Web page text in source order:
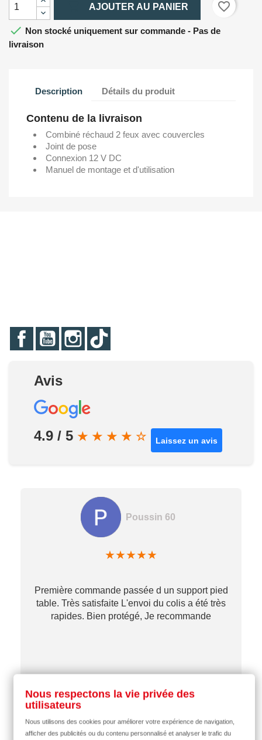
AJOUTER AU PANIER
favorite_border
 Non stocké uniquement sur commande - Pas de
livraison
Description Détails du produit
Contenu de la livraison
Combiné réchaud 2 feux avec couvercles
Joint de pose
Connexion 12 V DC
Manuel de montage et d'utilisation
FacebookYouTubeInstagram
Avis
4.9 / 5 ★ ★ ★ ★ ☆ Laissez un avis
Poussin 60
★★★★★
Première commande passée d un support pied
table. Très satisfaite L'envoi du colis a été très
rapides. Bien protégé, Je recommande
Nous respectons la vie privée des
utilisateurs
Nous utilisons des cookies pour améliorer votre expérience de navigation,
afficher des publicités ou du contenu personnalisé et analyser le trafic du